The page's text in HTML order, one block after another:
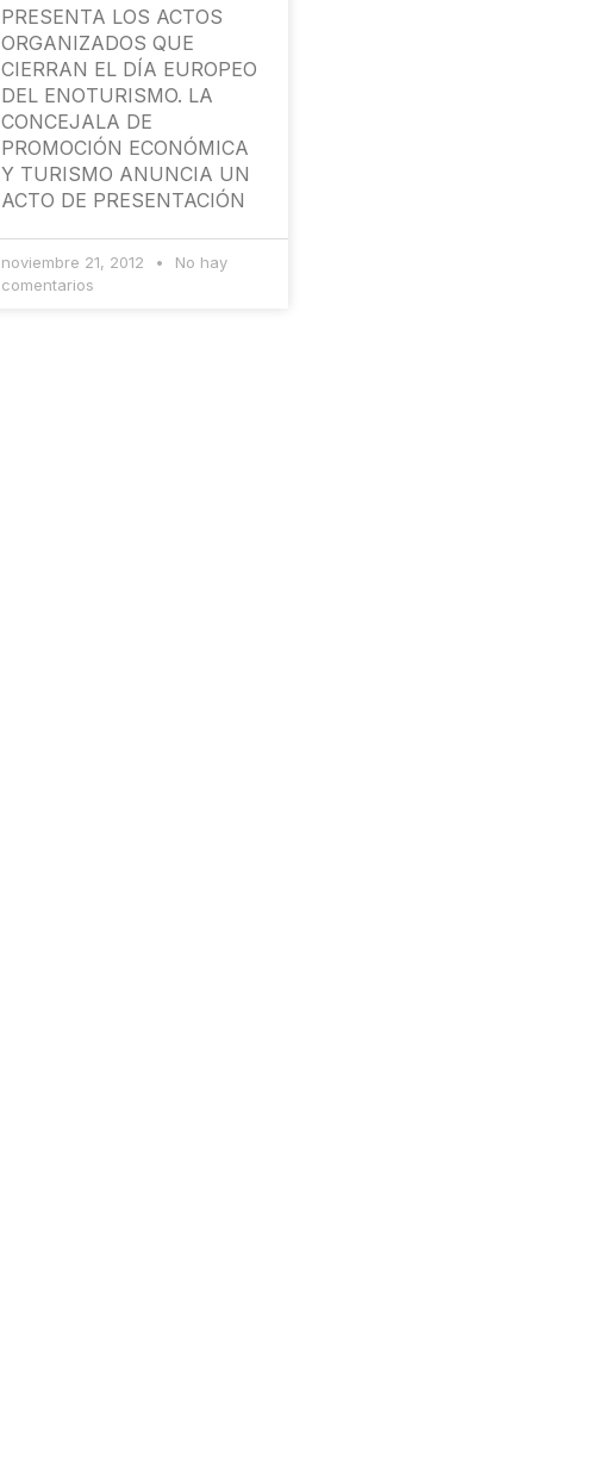
PRESENTA LOS ACTOS
ORGANIZADOS QUE
CIERRAN EL DÍA EUROPEO
DEL ENOTURISMO. LA
CONCEJALA DE
PROMOCIÓN ECONÓMICA
Y TURISMO ANUNCIA UN
ACTO DE PRESENTACIÓN
noviembre 21, 2012
No hay
comentarios